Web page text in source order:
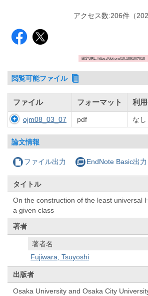
アクセス数:206件 （
固定URL: https://doi.org/10.18910/7018
閲覧可能ファイル
ファイル フォーマット 利
ojm08_03_07 pdf なし
論文情報
ファイル出力 EndNote Basic出力
タイトル
On the construction of the least universal
a given class
著者
著者名
Fujiwara, Tsuyoshi
出版者
Osaka University and Osaka City